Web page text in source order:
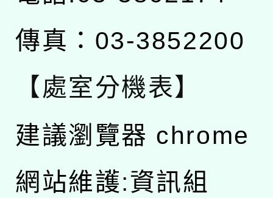
傳真：03-3852200
【處室分機表】
建議瀏覽器 chrome
網站維護:資訊組